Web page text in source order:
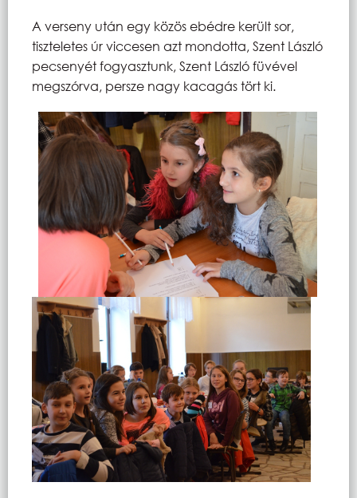
A verseny után egy közös ebédre került sor,
tiszteletes úr viccesen azt mondotta, Szent László
pecsenyét fogyasztunk, Szent László füvével
megszórva, persze nagy kacagás tört ki.